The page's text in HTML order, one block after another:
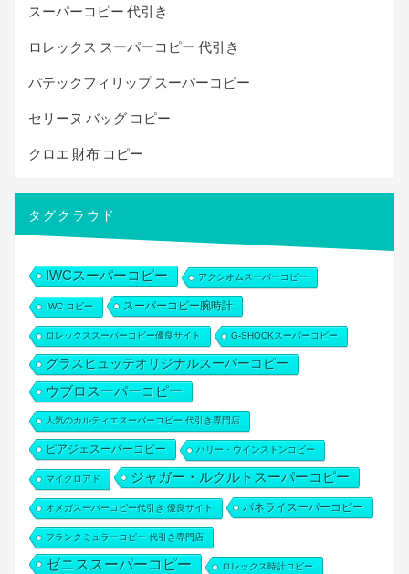
スーパーコピー 代引き
ロレックス スーパーコピー 代引き
パテックフィリップ スーパーコピー
セリーヌ バッグ コピー
クロエ 財布 コピー
タグクラウド
IWCスーパーコピー アクシオムスーパーコピー
IWC コピー スーパーコピー腕時計
ロレックススーパーコピー優良サイト G-SHOCKスーパーコピー
グラスヒュッテオリジナルスーパーコピー
ウブロスーパーコピー
人気のカルティエスーパーコピー 代引き専門店
ピアジェスーパーコピー ハリー・ウインストンコピー
マイクロアド ジャガー・ルクルトスーパーコピー
オメガスーパーコピー代引き 優良サイト パネライスーパーコピー
フランクミュラーコピー 代引き専門店
ゼニススーパーコピー ロレックス時計コピー